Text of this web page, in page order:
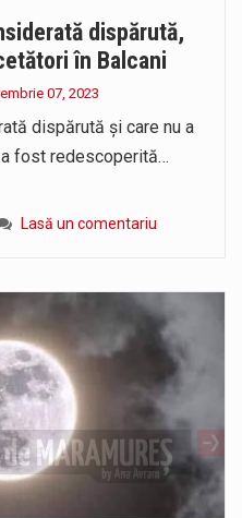
dispărută,
în Balcani
07, 2023
dispărută şi care nu a
fost redescoperită…
Lasă un comentariu